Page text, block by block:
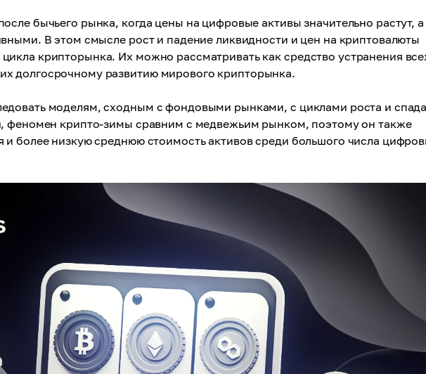
бычьего рынка, когда цены на цифровые активы значительно растут, а
В этом смысле рост и падение ликвидности и цен на криптовалюты
крипторынка. Их можно рассматривать как средство устранения
долгосрочному развитию мирового крипторынка.
моделям, сходным с фондовыми рынками, с циклами роста и
феномен крипто-зимы сравним с медвежьим рынком, поэтому он также
и более низкую среднюю стоимость активов среди большого числа